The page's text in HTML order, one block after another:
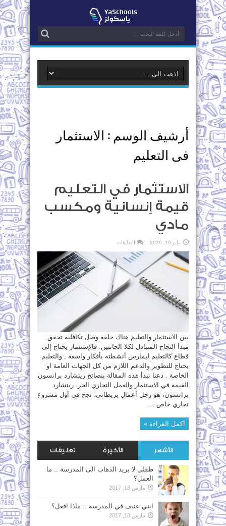
أرشيف الوسم : الاستثمار
فى التعليم
الاستثمار في التعليم
قيمة إنسانية ومكسب
مادي
مايو 16, 2020 التعليقات
في
التعليم
قيمة
ومكسب
مادي
مغلقة
بين الاستثمار والتعليم هناك حلقة وصل تكافلية تحقق
مبدأ النجاح المتبادل لكلا الجانبين. فالإستثمار يحتاج إلى
قطاع كالتعليم ليمارس أنشطته بأفكار واسعة , والتعليم
يحتاج للتطوير والدعم اللازم من كل الجهات العامة او
الخاصة . دعنا نبدأ هذه المقالة بنصائح ريتشارد برانسون
القيمة في الاستثمار والعمل التجاري الحر. ريتشارد
برانسون، هو رجل أعمال بريطاني، نجح في أول مشروع
تجاري خاص ...
أكمل القراءة »
الأشهر الأخيرة تعليقات
طفلي لا يريد الذهاب الى المدرسة .. ما
العمل؟
مارس 18, 2017
ابني عنيف في المدرسة .. ماذا افعل؟
مارس 18, 2017